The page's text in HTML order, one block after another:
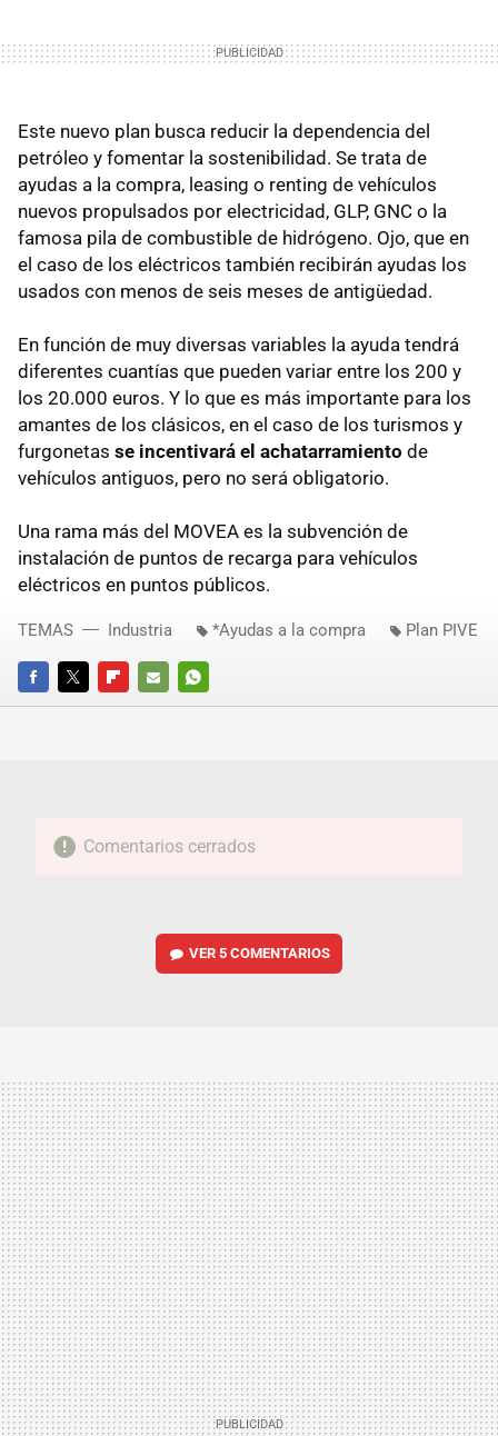
Este nuevo plan busca reducir la dependencia del
petróleo y fomentar la sostenibilidad. Se trata de
ayudas a la compra, leasing o renting de vehículos
nuevos propulsados por electricidad, GLP, GNC o la
famosa pila de combustible de hidrógeno. Ojo, que en
el caso de los eléctricos también recibirán ayudas los
usados con menos de seis meses de antigüedad.
En función de muy diversas variables la ayuda tendrá
diferentes cuantías que pueden variar entre los 200 y
los 20.000 euros. Y lo que es más importante para los
amantes de los clásicos, en el caso de los turismos y
furgonetas se incentivará el achatarramiento de
vehículos antiguos, pero no será obligatorio.
Una rama más del MOVEA es la subvención de
instalación de puntos de recarga para vehículos
eléctricos en puntos públicos.
FACEBOOKTWITTERFLIPBOARD
E-
WHATSAPP
TEMAS Industria *Ayudas a la compra Plan PIVE
Comentarios cerrados
VER5 COMENTARIOS